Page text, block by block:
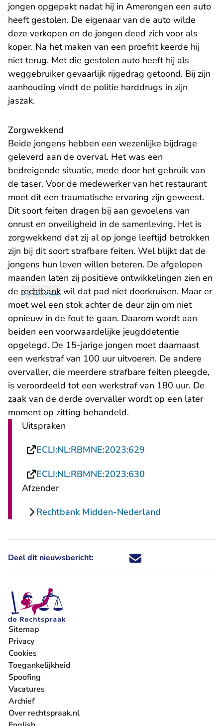
jongen opgepakt nadat hij in Amerongen een auto
heeft gestolen. De eigenaar van de auto wilde
deze verkopen en de jongen deed zich voor als
koper. Na het maken van een proefrit keerde hij
niet terug. Met die gestolen auto heeft hij als
weggebruiker gevaarlijk rijgedrag getoond. Bij zijn
aanhouding vindt de politie harddrugs in zijn
jaszak.
Zorgwekkend
Beide jongens hebben een wezenlijke bijdrage
geleverd aan de overval. Het was een
bedreigende situatie, mede door het gebruik van
de taser. Voor de medewerker van het restaurant
moet dit een traumatische ervaring zijn geweest.
Dit soort feiten dragen bij aan gevoelens van
onrust en onveiligheid in de samenleving. Het is
zorgwekkend dat zij al op jonge leeftijd betrokken
zijn bij dit soort strafbare feiten. Wel blijkt dat de
jongens hun leven willen beteren. De afgelopen
maanden laten zij positieve ontwikkelingen zien en
de rechtbank wil dat pad niet doorkruisen. Maar er
moet wel een stok achter de deur zijn om niet
opnieuw in de fout te gaan. Daarom wordt aan
beiden een voorwaardelijke jeugddetentie
opgelegd. De 15-jarige jongen moet daarnaast
een werkstraf van 100 uur uitvoeren. De andere
overvaller, die meerdere strafbare feiten pleegde,
is veroordeeld tot een werkstraf van 180 uur. De
zaak van de derde overvaller wordt op een later
moment op zitting behandeld.
Uitspraken
ECLI:NL:RBMNE:2023:629
ECLI:NL:RBMNE:2023:630
Afzender
Rechtbank Midden-Nederland
Deel dit nieuwsbericht: Deel dit nieuwsbericht via X -
Deel dit nieuwsbericht via
Deel dit nieuwsbericht
Deel dit
Sitemap
Privacy
Cookies
Toegankelijkheid
Spoofing
Vacatures
- U verlaat Rechtspraak.nl
Archief
Over rechtspraak.nl